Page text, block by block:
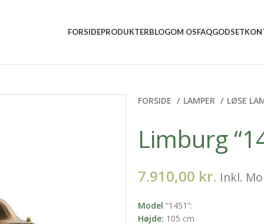
FORSIDEPRODUKTERBLOGOM OSFAQGODSET
FORSIDE LAMPER LØSE
Limburg
7.910,00 kr. Inkl.
Model “1451”:
Højde: 105 cm